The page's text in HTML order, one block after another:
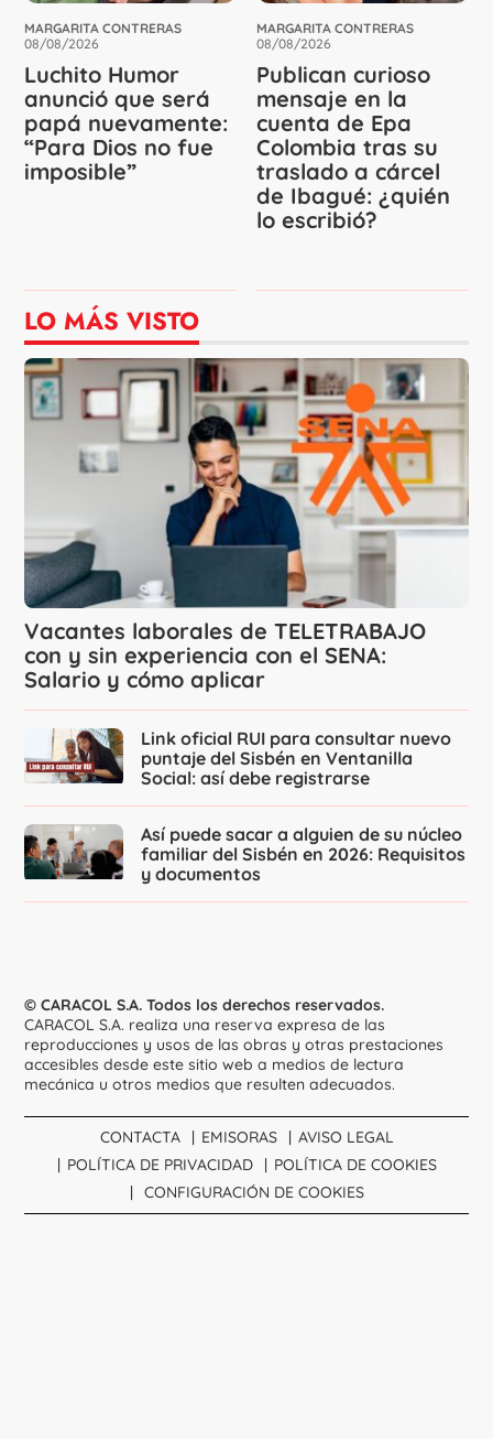
MARGARITA CONTRERAS
08/08/2026
Luchito Humor
anunció que será
papá nuevamente:
“Para Dios no fue
imposible”
MARGARITA CONTRERAS
08/08/2026
Publican curioso
mensaje en la
cuenta de Epa
Colombia tras su
traslado a cárcel
de Ibagué: ¿quién
lo escribió?
LO MÁS VISTO
Vacantes laborales de TELETRABAJO
con y sin experiencia con el SENA:
Salario y cómo aplicar
Link oficial RUI para consultar nuevo
puntaje del Sisbén en Ventanilla
Social: así debe registrarse
Así puede sacar a alguien de su núcleo
familiar del Sisbén en 2026: Requisitos
y documentos
© CARACOL S.A. Todos los derechos reservados.
CARACOL S.A. realiza una reserva expresa de las
reproducciones y usos de las obras y otras prestaciones
accesibles desde este sitio web a medios de lectura
mecánica u otros medios que resulten adecuados.
CONTACTA EMISORAS
AVISO LEGAL
POLÍTICA DE PRIVACIDAD
POLÍTICA DE COOKIES
CONFIGURACIÓN DE COOKIES